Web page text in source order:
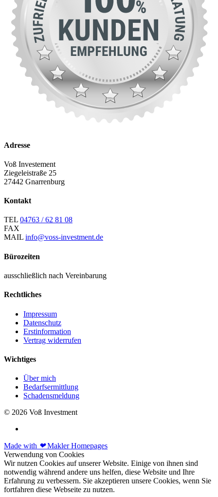
Adresse
Voß Investement
Ziegeleistraße 25
27442 Gnarrenburg
Kontakt
TEL 04763 / 62 81 08
FAX
MAIL info@voss-investment.de
Bürozeiten
ausschließlich nach Vereinbarung
Rechtliches
Impressum
Datenschutz
Erstinformation
Vertrag widerrufen
Wichtiges
Über mich
Bedarfsermittlung
Schadensmeldung
© 2026 Voß Investment
Made with ❤Makler Homepages
Verwendung von Cookies
Wir nutzen Cookies auf unserer Website. Einige von ihnen sind
notwendig während andere uns helfen, diese Website und Ihre
Erfahrung zu verbessern. Sie akzeptieren unsere Cookies, wenn Sie
fortfahren diese Webseite zu nutzen.